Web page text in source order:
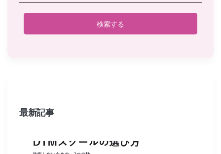
検索する
最新記事